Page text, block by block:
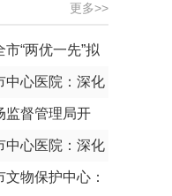
更多>>
市“两优一先”拟
象的公示
中心医院：深化
扶 促进乡村振兴
监督管理局开
认可日”主题宣
中心医院：深化
扶 促进乡村振兴
文物保护中心：